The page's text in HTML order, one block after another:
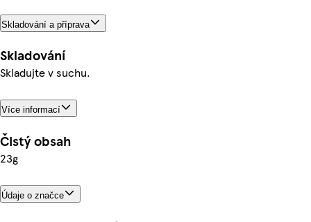
Skladování a příprava
Skladování
Skladujte v suchu.
Více informací
Čistý obsah
23g
Údaje o značce